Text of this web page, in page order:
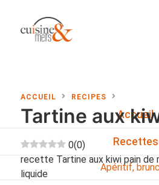
Accueil
Recettes
Apéritif,
ACCUEIL RECIPES
Tartine aux
0(0)
recette Tartine aux kiwi pain de
liquide